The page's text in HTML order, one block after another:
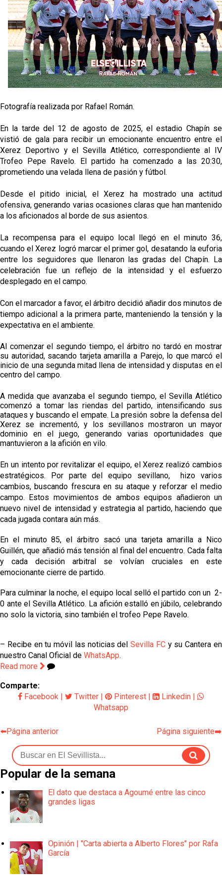
Oso es el siguiente en la lista para salir
Banquillos confirmados: así queda la cantera del
Sevilla Femenino para la 2026/27
Celta y Rayo agitan el mercado de La Liga
Previa | El Sevilla FC cierra la pretemporada con el
exigente choque ante el Bayer Leverkusen
Fotografía realizada por Rafael Román.
En la tarde del 12 de agosto de 2025, el estadio Chapín se
vistió de gala para recibir un emocionante encuentro entre el
Xerez Deportivo y el Sevilla Atlético, correspondiente al IV
Trofeo Pepe Ravelo. El partido ha comenzado a las 20:30,
prometiendo una velada llena de pasión y fútbol.
Desde el pitido inicial, el Xerez ha mostrado una actitud
ofensiva, generando varias ocasiones claras que han mantenido
a los aficionados al borde de sus asientos.
La recompensa para el equipo local llegó en el minuto 36,
cuando el Xerez logró marcar el primer gol, desatando la euforia
entre los seguidores que llenaron las gradas del Chapín. La
celebración fue un reflejo de la intensidad y el esfuerzo
desplegado en el campo.
Con el marcador a favor, el árbitro decidió añadir dos minutos de
tiempo adicional a la primera parte, manteniendo la tensión y la
expectativa en el ambiente.
Al comenzar el segundo tiempo, el árbitro no tardó en mostrar
su autoridad, sacando tarjeta amarilla a Parejo, lo que marcó el
inicio de una segunda mitad llena de intensidad y disputas en el
centro del campo.
A medida que avanzaba el segundo tiempo, el Sevilla Atlético
comenzó a tomar las riendas del partido, intensificando sus
ataques y buscando el empate. La presión sobre la defensa del
Xerez se incrementó, y los sevillanos mostraron un mayor
dominio en el juego, generando varias oportunidades que
mantuvieron a la afición en vilo.
En un intento por revitalizar el equipo, el Xerez realizó cambios
estratégicos.
Por parte del equipo sevillano, hizo varios
cambios, buscando frescura en su ataque y reforzar el medio
campo. Estos movimientos de ambos equipos añadieron un
nuevo nivel de intensidad y estrategia al partido, haciendo que
cada jugada contara aún más.
En el minuto 85, el árbitro sacó una tarjeta amarilla a Nico
Guillén, que añadió más tensión al final del encuentro. Cada falta
y cada decisión arbitral se volvían cruciales en este
emocionante cierre de partido.
Para culminar la noche, el equipo local selló el partido con un 2-
0 ante el Sevilla Atlético. La afición estalló en júbilo, celebrando
no solo la victoria, sino también el trofeo Pepe Ravelo.
– Recibe en tu móvil las noticias delSevilla FCy su Cantera en
nuestro Canal Oficial de WhatsApp.
Read more
Comparte:
Facebook
Twitter Pinterest Linkedin
Whatsapp
⬅️Página anterior Página siguiente➡️
Popular de la semana
El dato que destaca a Agoumé entre las cinco
grandes ligas
Opinión | "Carta abierta a Alberto Flores" por Rafa
García